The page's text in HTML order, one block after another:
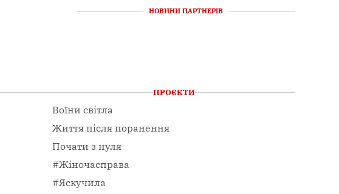
НОВИНИ ПАРТНЕРІВ
ПРОЄКТИ
Воїни світла
Життя після поранення
Почати з нуля
#Жіночасправа
#Яскучила